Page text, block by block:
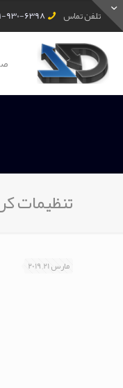
تلفن تماس 930-6398
تنظیمات
مارس 21, 2019